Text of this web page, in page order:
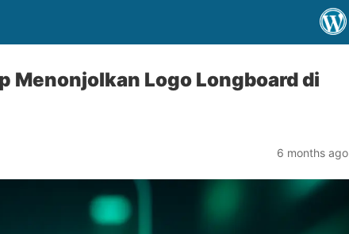
Menonjolkan Logo Longboard di
6 months ago